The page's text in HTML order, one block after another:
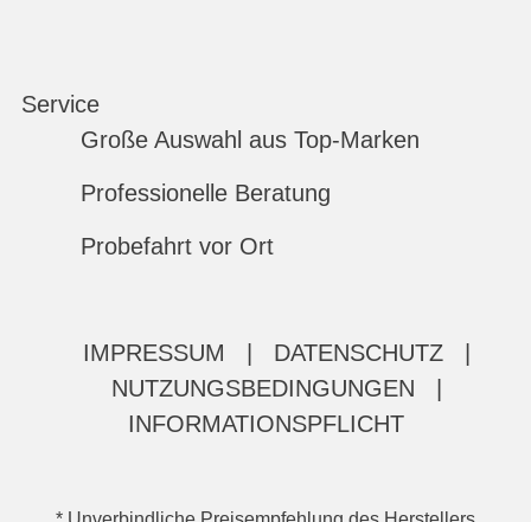
Service
Große Auswahl aus Top-Marken
Professionelle Beratung
Probefahrt vor Ort
IMPRESSUM DATENSCHUTZ
NUTZUNGSBEDINGUNGEN
INFORMATIONSPFLICHT